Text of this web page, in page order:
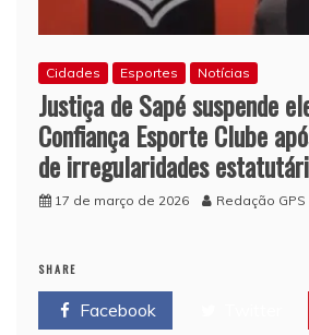
Cidades Esportes Notícias
Justiça de Sapé suspende
Confiança Esporte Clube
de irregularidades
17 de março de 2026 Redação GPS
SHARE
Facebook